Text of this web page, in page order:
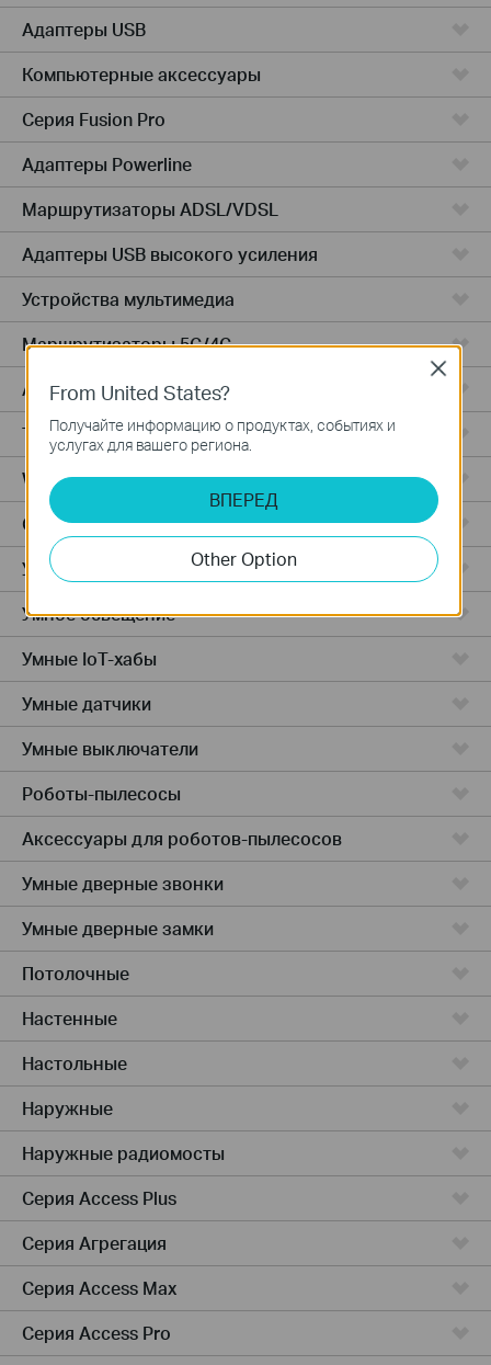
Адаптеры USB
Компьютерные аксессуары
Серия Fusion Pro
Адаптеры Powerline
Маршрутизаторы ADSL/VDSL
Адаптеры USB высокого усиления
Устройства мультимедиа
Маршрутизаторы 5G/4G
Адаптеры PCIe
Точки доступа
Wireless USB Adapters
Облачные камеры
Умные розетки
Умное освещение
Умные IoT-хабы
Умные датчики
Умные выключатели
Роботы-пылесосы
Аксессуары для роботов-пылесосов
Умные дверные звонки
Умные дверные замки
Потолочные
Настенные
Настольные
Наружные
Наружные радиомосты
Серия Access Plus
Серия Агрегация
Серия Access Max
Серия Access Pro
From United States?
Получайте информацию о продуктах, событиях и
услугах для вашего региона.
ВПЕРЕД
Other Option
Close